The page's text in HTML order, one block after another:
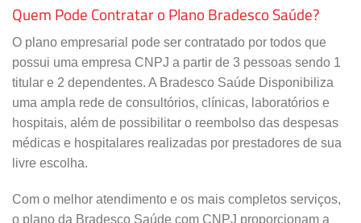
Quem Pode Contratar o Plano Bradesco Saúde?
O plano empresarial pode ser contratado por todos que
possui uma empresa CNPJ a partir de 3 pessoas sendo 1
titular e 2 dependentes. A Bradesco Saúde Disponibiliza
uma ampla rede de consultórios, clínicas, laboratórios e
hospitais, além de possibilitar o reembolso das despesas
médicas e hospitalares realizadas por prestadores de sua
livre escolha.
Com o melhor atendimento e os mais completos serviços,
o plano da Bradesco Saúde com CNPJ proporcionam a